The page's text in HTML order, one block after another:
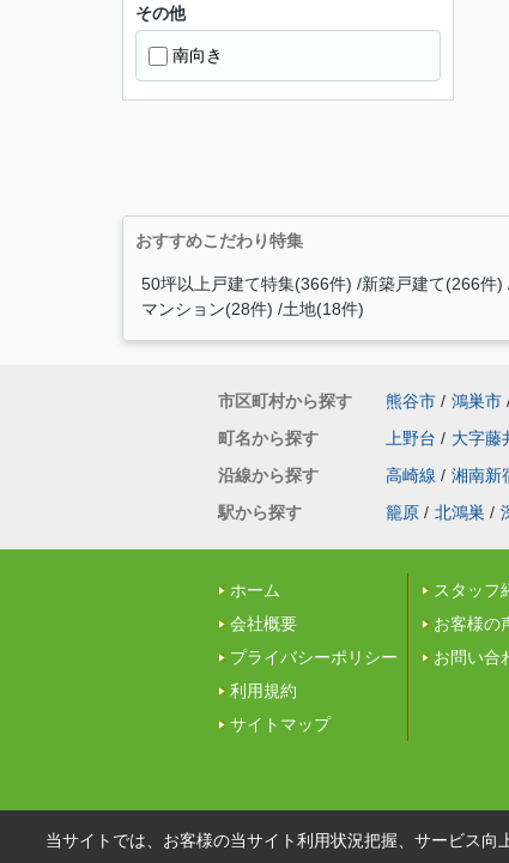
その他
南向き
おすすめこだわり特集
50坪以上戸建て特集(366件) 新築戸建て(266件)
マンション(28件)
土地(18件)
市区町村から探す 熊谷市 / 鴻巣市
町名から探す
上野台 / 大字藤
沿線から探す
高崎線 / 湘南新
駅から探す
籠原 / 北鴻巣 /
ホーム
会社概要
プライバシーポリシー
利用規約
サイトマップ
スタッフ
お客様の
お問い合
当サイトでは、お客様の当サイト利用状況把握、サービス